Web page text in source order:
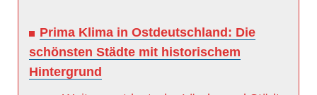
Prima Klima in Ostdeutschland: Die
schönsten Städte mit historischem
Hintergrund